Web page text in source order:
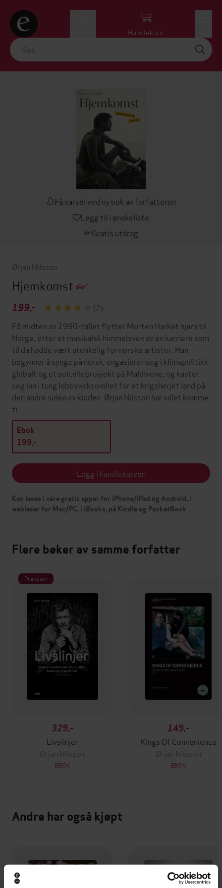
Handlekurv
Få varsel ved ny bok av forfatteren
Legg til i ønskeliste
Gratis utdrag
Ørjan Nilsson
Hjemkomst
199,-
(2)
På midten av 1990-tallet flytter Morten Harket hjem til
Norge, etter et musikalsk himmelsvev av en karriere som
til da hadde vært utenkelig for norske artister. Han
begynner å synge på norsk, engasjerer seg i klimapolitikk
globalt og et solcelleprosjekt på Maldivene, og kaster
seg inn i tung lobbyvirksomhet for et krigsherjet land på
den andre siden av kloden. Ørjan Nilsson har villet komme
ti…
Ebok
199,-
Legg i handlekurven
Kan leses i våre gratis apper for iPhone/iPad og Android, i
webleser for Mac/PC, i iBooks, på Kindle og PocketBook
Flere bøker av samme forfatter
Premium
329,-
Livslinjer
Ørjan Nilsson
EBOK
149,-
Kings Of Convenience
Ørjan Nilsson
EBOK
Andre har også kjøpt